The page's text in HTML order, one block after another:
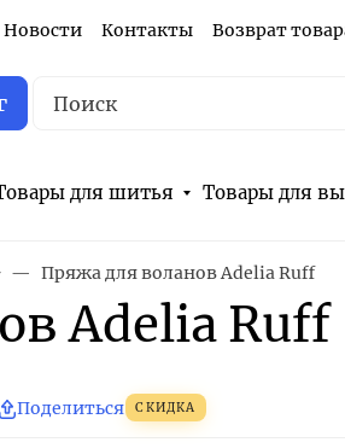
Новости Контакты Возврат
для шитья Товары для
Пряжа для воланов Adelia Ruff
Adelia Ruff
Поделиться СКИДКА